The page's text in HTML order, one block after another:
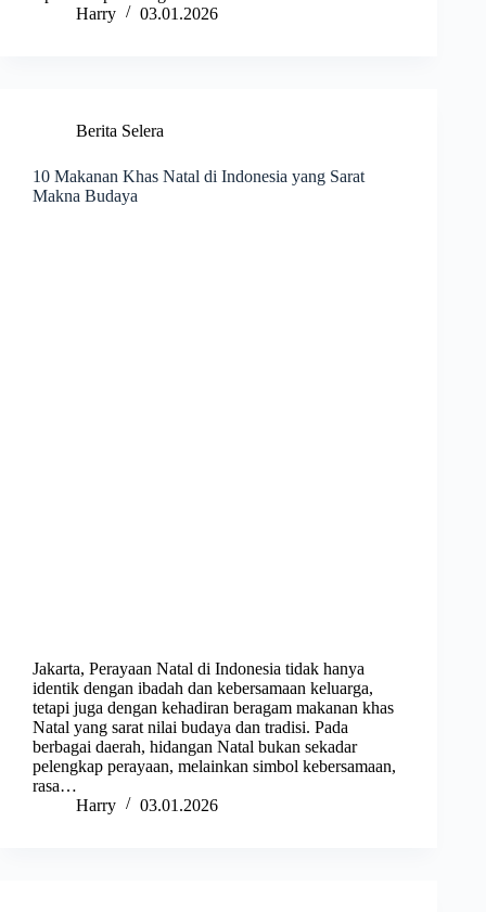
Harry
03.01.2026
Berita Selera
10 Makanan Khas Natal di Indonesia yang Sarat
Makna Budaya
Jakarta, Perayaan Natal di Indonesia tidak hanya
identik dengan ibadah dan kebersamaan keluarga,
tetapi juga dengan kehadiran beragam makanan khas
Natal yang sarat nilai budaya dan tradisi. Pada
berbagai daerah, hidangan Natal bukan sekadar
pelengkap perayaan, melainkan simbol kebersamaan,
rasa…
Harry
03.01.2026